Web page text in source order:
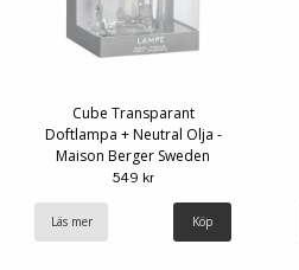
Cube Transparant
Doftlampa + Neutral Olja -
Maison Berger Sweden
549 kr
Läs mer